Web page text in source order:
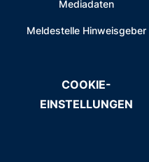
Mediadaten
Meldestelle Hinweisgeber
COOKIE-
EINSTELLUNGEN